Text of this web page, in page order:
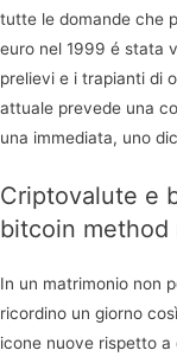
tutte le domande che
euro nel 1999 é stata
prelievi e i trapianti di
attuale prevede una
una immediata, uno
Criptovalute e
bitcoin method
In un matrimonio non
ricordino un giorno
icone nuove rispetto